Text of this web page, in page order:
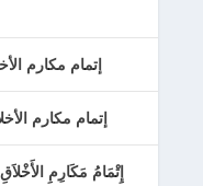
إتمام مكارم
إتمام مكارم
إِتْمَامُ مَكَارِمِ